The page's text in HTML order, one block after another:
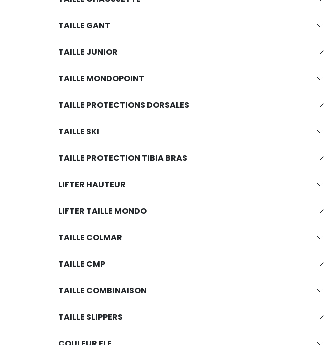
SALOMON
SHRED (102)
SKIBOX (97)
SKKIL (6)
SPYDER
SWIX (46)
TOKO (174)
VOLA (302)
X-BIONIC (3)
ZIENER (28)
TAILLE GANT
TAILLE JUNIOR
TAILLE MONDOPOINT
TAILLE PROTECTIONS DORSALES
TAILLE SKI
TAILLE PROTECTION TIBIA BRAS
LIFTER HAUTEUR
LIFTER TAILLE MONDO
TAILLE COLMAR
TAILLE CMP
TAILLE COMBINAISON
TAILLE SLIPPERS